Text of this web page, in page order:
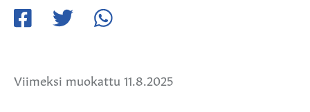
Viimeksi muokattu 11.8.2025